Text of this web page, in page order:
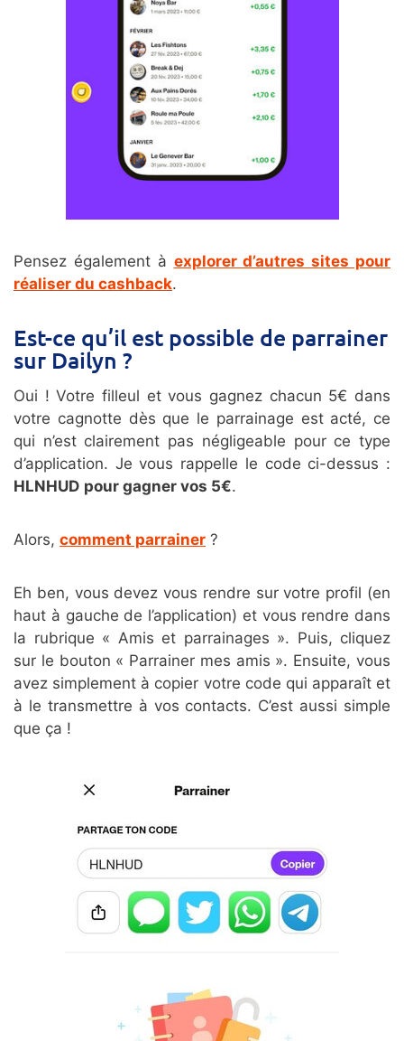
Pensez également à explorer d’autres sites pour
réaliser du cashback.
Est-ce qu’il est possible de parrainer
sur Dailyn ?
Oui ! Votre filleul et vous gagnez chacun 5€ dans
votre cagnotte dès que le parrainage est acté, ce
qui n’est clairement pas négligeable pour ce type
d’application. Je vous rappelle le code ci-dessus :
HLNHUD pour gagner vos 5€.
Alors, comment parrainer ?
Eh ben, vous devez vous rendre sur votre profil (en
haut à gauche de l’application) et vous rendre dans
la rubrique « Amis et parrainages ». Puis, cliquez
sur le bouton « Parrainer mes amis ». Ensuite, vous
avez simplement à copier votre code qui apparaît et
à le transmettre à vos contacts. C’est aussi simple
que ça !